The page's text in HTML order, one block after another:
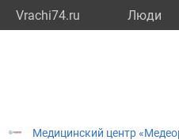
Vrachi74.ru Люди
Медицинский центр